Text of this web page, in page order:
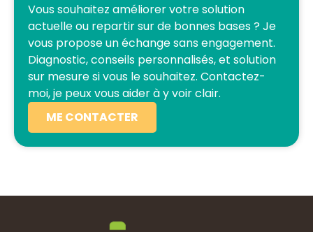
Vous souhaitez améliorer votre solution
actuelle ou repartir sur de bonnes bases ? Je
vous propose un échange sans engagement.
Diagnostic, conseils personnalisés, et solution
sur mesure si vous le souhaitez. Contactez-
moi, je peux vous aider à y voir clair.
ME CONTACTER